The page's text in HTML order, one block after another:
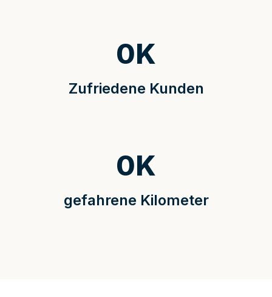
Zufriedene Kunden
0K
gefahrene Kilometer
0K